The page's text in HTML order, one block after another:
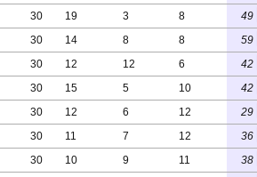
30 19 3 8 49
30 14 8 8 59
30 12 12 6 42
30 15 5 10 42
30 12 6 12 29
30 11 7 12 36
30 10 9 11 38